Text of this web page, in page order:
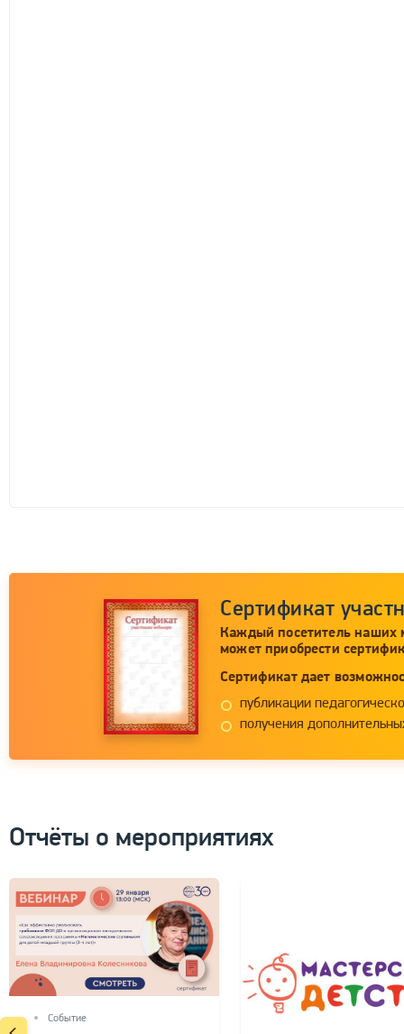
Сертификат
Каждый посетитель наших
может приобрести
Сертификат дает
публикации
получения
Отчёты о мероприятиях
Событие